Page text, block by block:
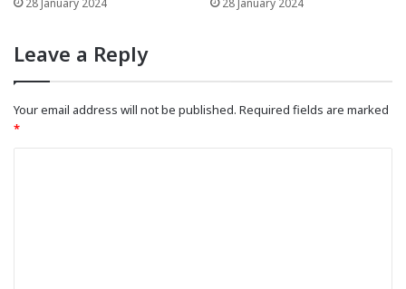
28 January 2024 28 January 2024
Leave a Reply
Your email address will not be published. Required fields are marked
*